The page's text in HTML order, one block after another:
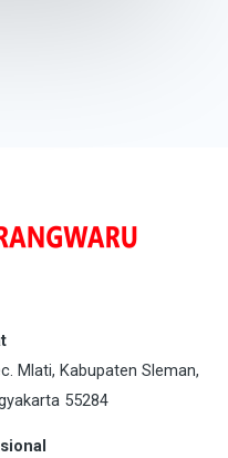
Mlati, Kabupaten Sleman,
55284